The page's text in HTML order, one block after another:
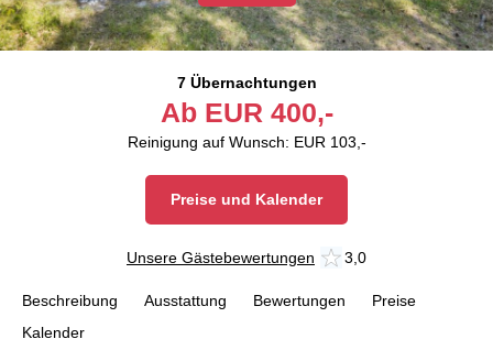
7 Übernachtungen
Ab EUR 400,-
Reinigung auf Wunsch: EUR 103,-
Preise und Kalender
Unsere Gästebewertungen 3,0
Beschreibung Ausstattung Bewertungen
Preise
Kalender